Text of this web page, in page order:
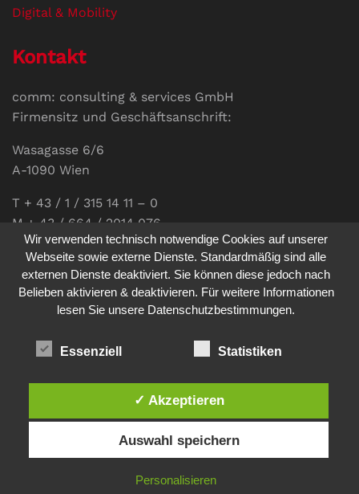
Digital & Mobility
Kontakt
comm: consulting & services GmbH
Firmensitz und Geschäftsanschrift:
Wasagasse 6/6
A-1090 Wien
T + 43 / 1 / 315 14 11 – 0
M + 43 / 664 / 2014 076
E-Mail:office@communications.co.at
Homepage:www.communications.co.at
UID: ATU 811 196 56
Sabine Pöhacker MSc.
Datenschutz
den Punkt. - Site made bysfe
Wir verwenden technisch notwendige Cookies auf unserer
Webseite sowie externe Dienste. Standardmäßig sind alle
externen Dienste deaktiviert. Sie können diese jedoch nach
Belieben aktivieren & deaktivieren. Für weitere Informationen
lesen Sie unsere Datenschutzbestimmungen.
Essenziell Statistiken
✓ Akzeptieren
Auswahl speichern
Personalisieren